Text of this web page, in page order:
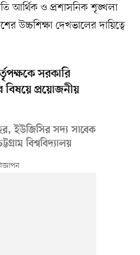
আর্থিক ও প্রশাসনিক শৃঙ্খলা
উচ্চশিক্ষা দেখভালের দায়িত্বে
সরকারি
বিষয়ে প্রয়োজনীয়
ইউজিসির সদ্য সাবেক
বিশ্ববিদ্যালয়